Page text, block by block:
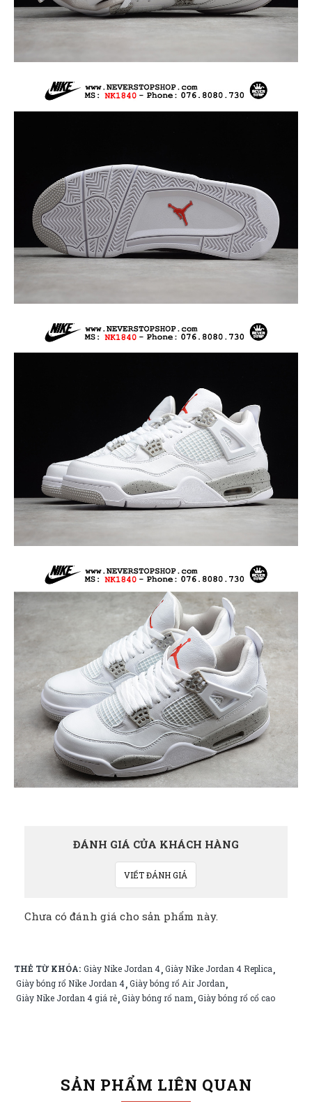
ĐÁNH GIÁ CỦA KHÁCH HÀNG
VIẾT ĐÁNH GIÁ
Chưa có đánh giá cho sản phẩm này.
THẺ TỪ KHÓA: Giày Nike Jordan 4,Giày Nike Jordan 4 Replica,
Giày bóng rổ Nike Jordan 4,Giày bóng rổ Air Jordan,
Giày Nike Jordan 4 giá rẻ,Giày bóng rổ nam,Giày bóng rổ cổ cao
SẢN PHẨM LIÊN QUAN